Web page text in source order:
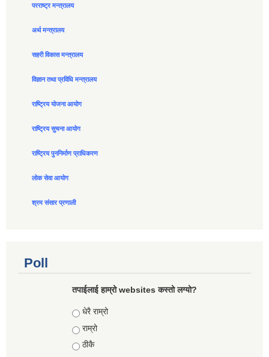
परराष्ट्र मन्त्रालय
अर्थ मन्त्रालय
सहरी विकास मन्त्रालय
विज्ञान तथा प्रविधि मन्त्रालय
राष्ट्रिय योजना आयोग
राष्ट्रिय सुचना आयोग
राष्ट्रिय पुननिर्माण प्राधिकरण
लोक सेवा आयोग
श्रम संसार प्रणाली
Poll
तपाईलाई हाम्रो websites कस्तो लग्यो?
Choices
धेरै राम्रो
राम्रो
ठीकै